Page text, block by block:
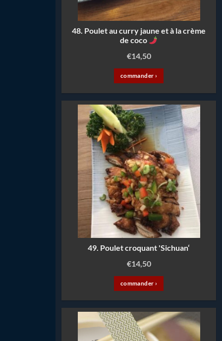
48. Poulet au curry jaune et à la crème
de coco
€14,50
commander ›
49. Poulet croquant 'Sichuan‘
€14,50
commander ›